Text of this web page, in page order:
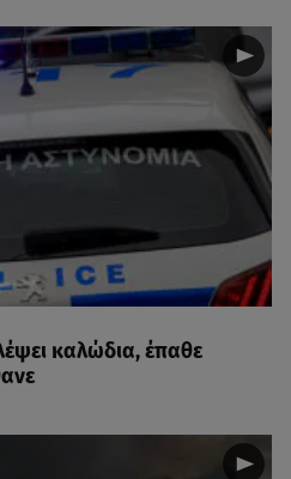
καλώδια, έπαθε